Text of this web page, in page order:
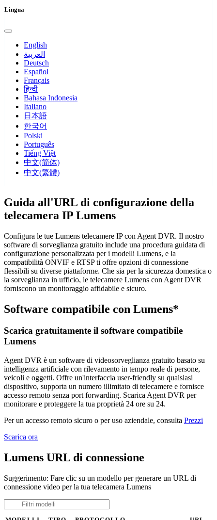
Lingua
English
العربية
Deutsch
Español
Français
हिन्दी
Bahasa Indonesia
Italiano
日本語
한국어
Polski
Português
Tiếng Việt
中文(简体)
中文(繁體)
Guida all'URL di configurazione della
telecamera IP Lumens
Configura le tue Lumens telecamere IP con Agent DVR. Il nostro
software di sorveglianza gratuito include una procedura guidata di
configurazione personalizzata per i modelli Lumens, e la
compatibilità ONVIF e RTSP ti offre opzioni di connessione
flessibili su diverse piattaforme. Che sia per la sicurezza domestica o
la sorveglianza in ufficio, le telecamere Lumens con Agent DVR
forniscono un monitoraggio affidabile e sicuro.
Software compatibile con Lumens*
Scarica gratuitamente il software compatibile
Lumens
Agent DVR è un software di videosorveglianza gratuito basato su
intelligenza artificiale con rilevamento in tempo reale di persone,
veicoli e oggetti. Offre un'interfaccia user-friendly su qualsiasi
dispositivo, supporta un numero illimitato di telecamere e fornisce
accesso remoto senza port forwarding. Scarica Agent DVR per
monitorare e proteggere la tua proprietà 24 ore su 24.
Per un accesso remoto sicuro o per uso aziendale, consulta Prezzi
Scarica ora
Lumens URL di connessione
Suggerimento: Fare clic su un modello per generare un URL di
connessione video per la tua telecamera Lumens